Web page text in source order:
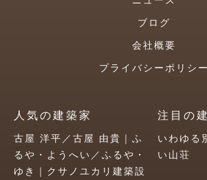
ブログ
会社概要
プライバシーポリシー
人気の建築家
古屋 洋平／古屋 由貴｜ふ
るや・ようへい／ふるや・
ゆき｜クサノユカリ建築設
注目の
いわゆる
い山荘